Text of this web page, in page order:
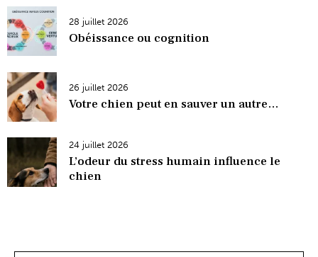
28 juillet 2026
Obéissance ou cognition
26 juillet 2026
Votre chien peut en sauver un autre…
24 juillet 2026
L’odeur du stress humain influence le
chien